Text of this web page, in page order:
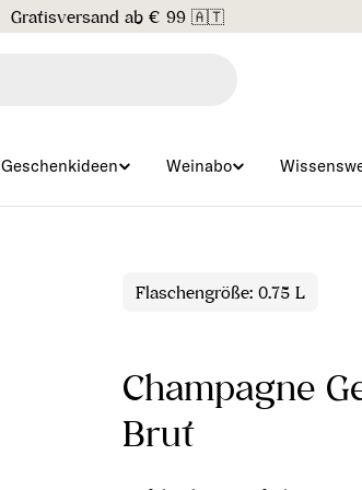
Gratisversand ab € 99 🇦🇹
Geschenkideen Weinabo
Flaschengröße: 0.75 L
Champagne
Brut